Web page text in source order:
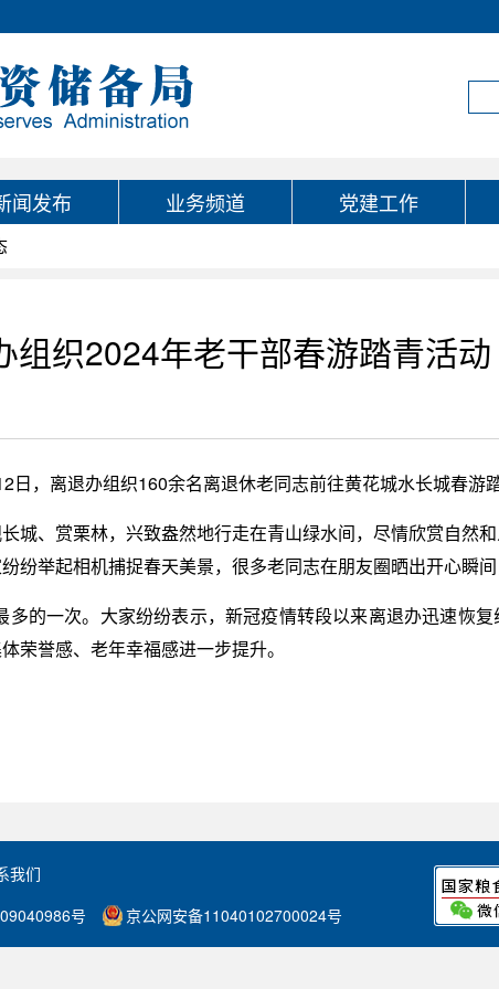
闻发布 业务频道 党建工作
组织2024年老干部春游踏青活动
，离退办组织160余名离退休老同志前往黄花城水长城春游踏
城、赏栗林，兴致盎然地行走在青山绿水间，尽情欣赏自然
纷举起相机捕捉春天美景，很多老同志在朋友圈晒出开心瞬
的一次。大家纷纷表示，新冠疫情转段以来离退办迅速恢
荣誉感、老年幸福感进一步提升。
我们
号 京公网安备11040102700024号